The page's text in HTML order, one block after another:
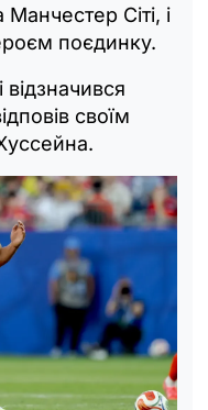
Сіті, і
поєдинку.
своїм